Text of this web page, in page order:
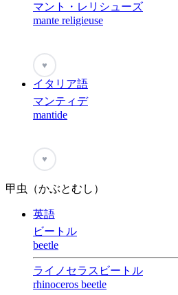
マント・レリシューズ
mante religieuse
♥
イタリア語
マンティデ
mantide
♥
甲虫（かぶとむし）
英語
ビートル
beetle
ライノセラスビートル
rhinoceros beetle